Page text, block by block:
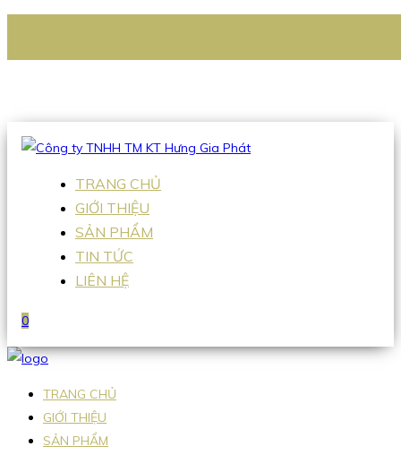
Hotline:0938 336 079
TRANG CHỦ
GIỚI THIỆU
SẢN PHẨM
TIN TỨC
LIÊN HỆ
0
TRANG CHỦ
GIỚI THIỆU
SẢN PHẨM